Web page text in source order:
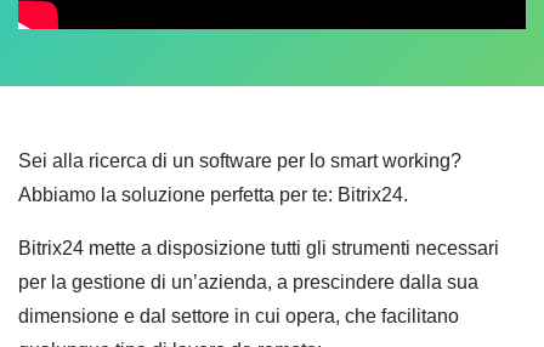
Sei alla ricerca di un software per lo smart working?
Abbiamo la soluzione perfetta per te: Bitrix24.
Bitrix24 mette a disposizione tutti gli strumenti necessari
per la gestione di un’azienda, a prescindere dalla sua
dimensione e dal settore in cui opera, che facilitano